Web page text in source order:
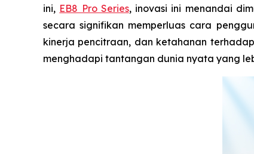
ini, EB8 Pro Series, inovasi ini menandai
secara signifikan memperluas cara
kinerja pencitraan, dan ketahanan
menghadapi tantangan dunia nyata yang